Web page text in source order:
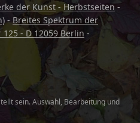
der Kunst - Herbstseiten-
- Breites Spektrum der
- D 12059 Berlin -
sein. Auswahl, Bearbeitung und